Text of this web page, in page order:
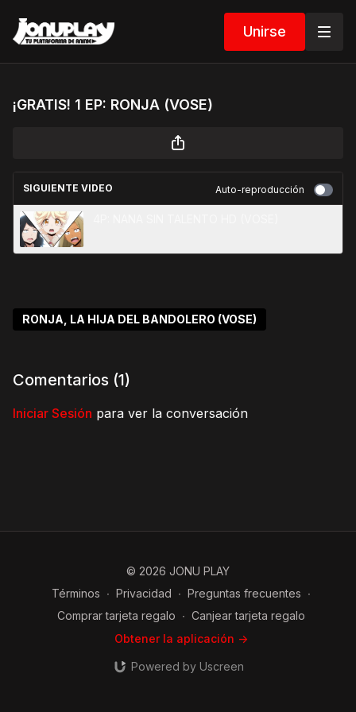
Unirse
¡GRATIS! 1 EP: RONJA (VOSE)
SIGUIENTE VIDEO Auto-reproducción
RONJA, LA HIJA DEL BANDOLERO (VOSE)
Comentarios (1)
Iniciar Sesión para ver la conversación
© 2026 JONU PLAY
Términos ∙ Privacidad ∙ Preguntas frecuentes ∙
Comprar tarjeta regalo ∙ Canjear tarjeta regalo
Obtener la aplicación ->
Powered by Uscreen